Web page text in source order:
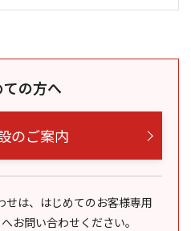
ての方へ
のご案内
せは、はじめてのお客様専用
へお問い合わせください。